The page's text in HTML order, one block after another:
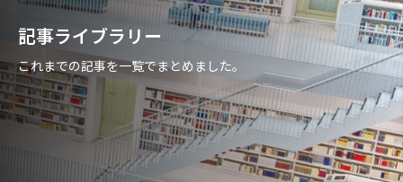
記事ライブラリー
これまでの記事を一覧でまとめました。